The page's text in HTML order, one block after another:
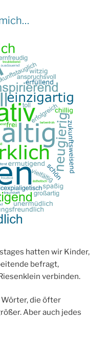
hatten wir Kinder,
befragt,
verbinden.
die öfter
Aber auch jedes